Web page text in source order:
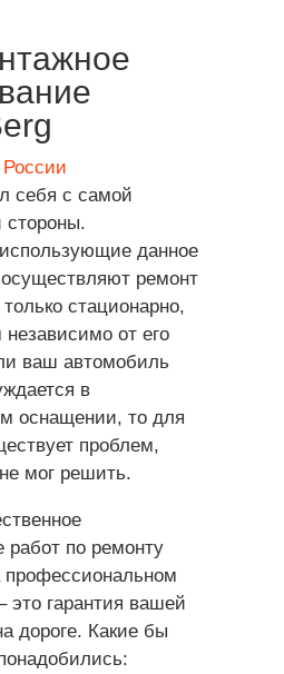
себя с самой
стороны.
данное
ремонт
стационарно,
от его
ваш автомобиль
в
оснащении, то для
проблем,
мог решить.
работ по ремонту
профессиональном
это гарантия вашей
дороге. Какие бы